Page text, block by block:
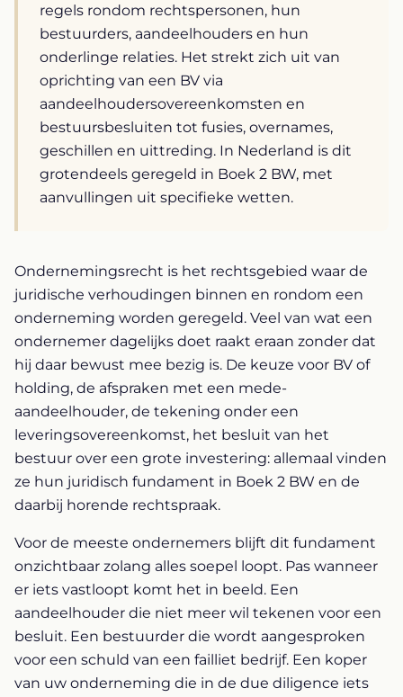
regels rondom rechtspersonen, hun
bestuurders, aandeelhouders en hun
onderlinge relaties. Het strekt zich uit van
oprichting van een BV via
aandeelhoudersovereenkomsten en
bestuursbesluiten tot fusies, overnames,
geschillen en uittreding. In Nederland is dit
grotendeels geregeld in Boek 2 BW, met
aanvullingen uit specifieke wetten.
Ondernemingsrecht is het rechtsgebied waar de
juridische verhoudingen binnen en rondom een
onderneming worden geregeld. Veel van wat een
ondernemer dagelijks doet raakt eraan zonder dat
hij daar bewust mee bezig is. De keuze voor BV of
holding, de afspraken met een mede-
aandeelhouder, de tekening onder een
leveringsovereenkomst, het besluit van het
bestuur over een grote investering: allemaal vinden
ze hun juridisch fundament in Boek 2 BW en de
daarbij horende rechtspraak.
Voor de meeste ondernemers blijft dit fundament
onzichtbaar zolang alles soepel loopt. Pas wanneer
er iets vastloopt komt het in beeld. Een
aandeelhouder die niet meer wil tekenen voor een
besluit. Een bestuurder die wordt aangesproken
voor een schuld van een failliet bedrijf. Een koper
van uw onderneming die in de due diligence iets